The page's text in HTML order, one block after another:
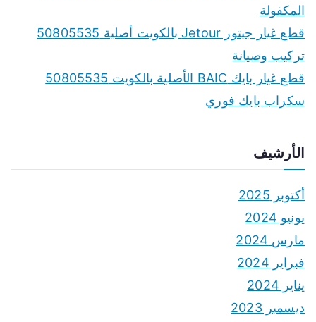
المكفولة
قطع غيار جيتور Jetour بالكويت أصلية 50805535
تركيب وصيانة
قطع غيار بايك BAIC الأصلية بالكويت 50805535
سكراب بايك فوري
الأرشيف
أكتوبر 2025
يونيو 2024
مارس 2024
فبراير 2024
يناير 2024
ديسمبر 2023